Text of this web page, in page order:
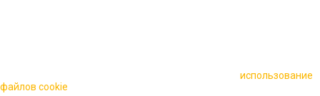
использование
файлов cookie